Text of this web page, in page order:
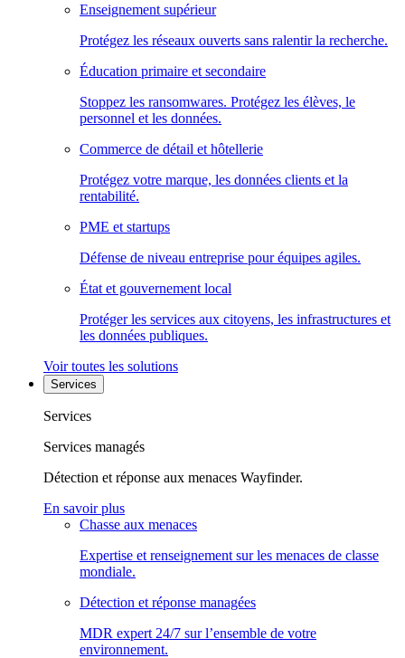
Enseignement supérieur
Protégez les réseaux ouverts sans ralentir la recherche.
Éducation primaire et secondaire
Stoppez les ransomwares. Protégez les élèves, le
personnel et les données.
Commerce de détail et hôtellerie
Protégez votre marque, les données clients et la
rentabilité.
PME et startups
Défense de niveau entreprise pour équipes agiles.
État et gouvernement local
Protéger les services aux citoyens, les infrastructures et
les données publiques.
Voir toutes les solutions
Services
Services
Services managés
Détection et réponse aux menaces Wayfinder.
En savoir plus
Chasse aux menaces
Expertise et renseignement sur les menaces de classe
mondiale.
Détection et réponse managées
MDR expert 24/7 sur l’ensemble de votre
environnement.